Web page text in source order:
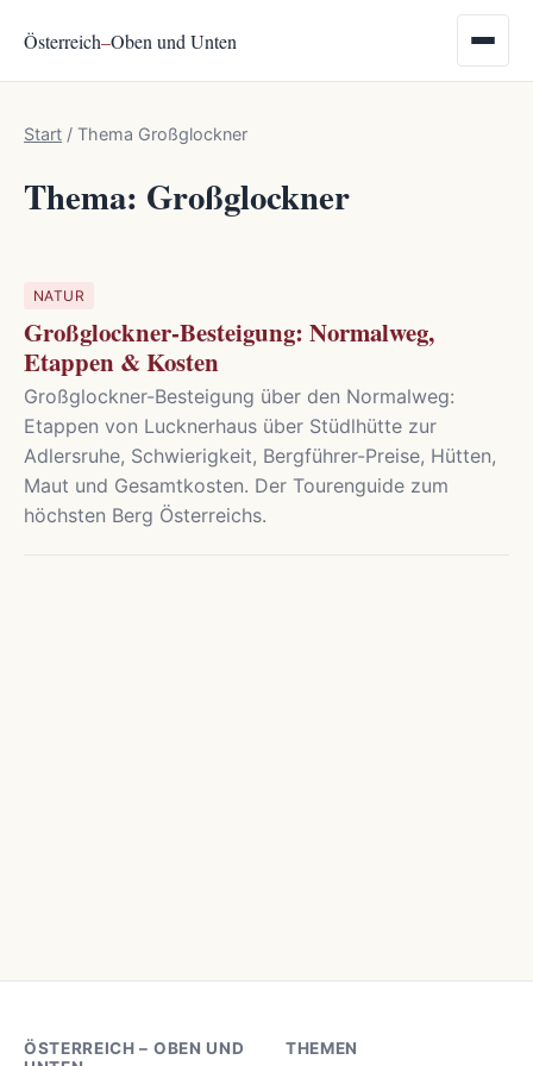
Österreich–Oben und Unten
Start / Thema Großglockner
Thema: Großglockner
NATUR
Großglockner-Besteigung: Normalweg,
Etappen & Kosten
Großglockner-Besteigung über den Normalweg:
Etappen von Lucknerhaus über Stüdlhütte zur
Adlersruhe, Schwierigkeit, Bergführer-Preise, Hütten,
Maut und Gesamtkosten. Der Tourenguide zum
höchsten Berg Österreichs.
ÖSTERREICH – OBEN UND
THEMEN